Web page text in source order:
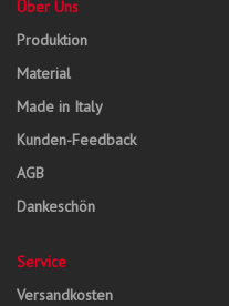
Über Uns
Produktion
Material
Made in Italy
Kunden-Feedback
AGB
Dankeschön
Service
Versandkosten